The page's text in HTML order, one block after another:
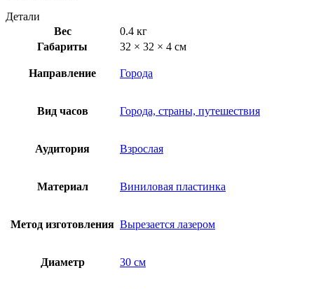
Детали
Вес
0.4 кг
Габариты
32 × 32 × 4 см
Направление Города
Вид часов Города, страны, путешествия
Аудитория Взрослая
Материал Виниловая пластинка
Метод изготовления Вырезается лазером
Диаметр 30 см